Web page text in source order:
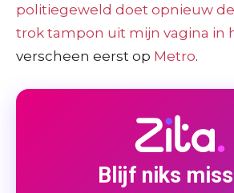
politiegeweld doet opnieuw
trok tampon uit mijn vagina in
verscheen eerst op Metro.
Blijf niks